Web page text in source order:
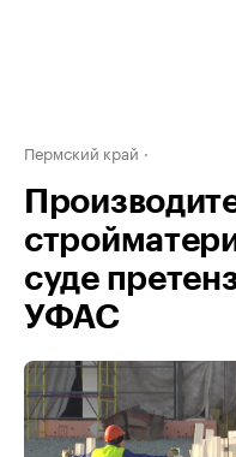
Пермский край
суде
УФАС